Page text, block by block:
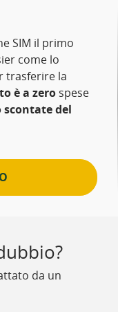
SIM il primo
come lo
trasferire la
è a zero spese
del
da un